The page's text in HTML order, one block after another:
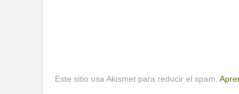
Este sitio usa Akismet para reducir el spam.